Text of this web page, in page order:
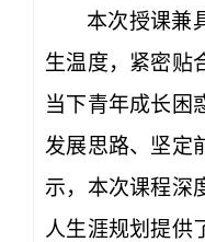
本次授课兼
生温度，紧密贴
当下青年成长困
发展思路、坚定
示，本次课程深
人生涯规划提供